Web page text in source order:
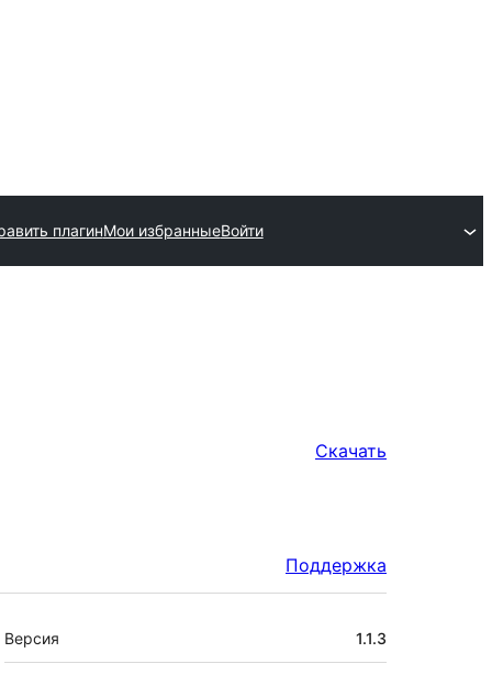
плагинМои избранныеВойти
Скачать
Поддержка
Мета
Версия 1.1.3